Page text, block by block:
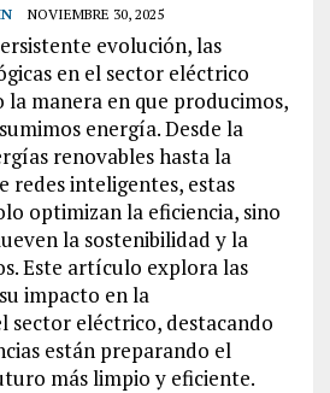
NOVIEMBRE 30, 2025
evolución, las
en el sector eléctrico
manera en que producimos,
energía. Desde la
renovables hasta la
redes inteligentes, estas
optimizan la eficiencia, sino
la sostenibilidad y la
Este artículo explora las
impacto en la
sector eléctrico, destacando
están preparando el
más limpio y eficiente.